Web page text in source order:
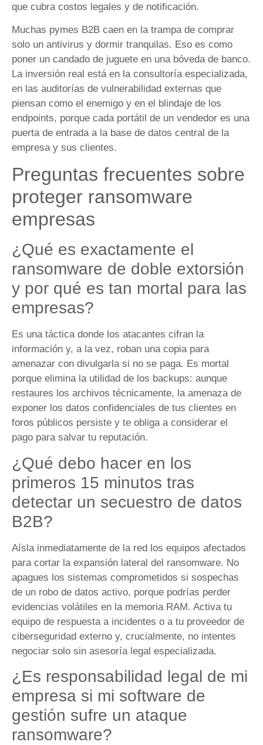
que cubra costos legales y de notificación.
Muchas pymes B2B caen en la trampa de comprar
solo un antivirus y dormir tranquilas. Eso es como
poner un candado de juguete en una bóveda de banco.
La inversión real está en la consultoría especializada,
en las auditorías de vulnerabilidad externas que
piensan como el enemigo y en el blindaje de los
endpoints, porque cada portátil de un vendedor es una
puerta de entrada a la base de datos central de la
empresa y sus clientes.
Preguntas frecuentes sobre
proteger ransomware
empresas
¿Qué es exactamente el
ransomware de doble extorsión
y por qué es tan mortal para las
empresas?
Es una táctica donde los atacantes cifran la
información y, a la vez, roban una copia para
amenazar con divulgarla si no se paga. Es mortal
porque elimina la utilidad de los backups: aunque
restaures los archivos técnicamente, la amenaza de
exponer los datos confidenciales de tus clientes en
foros públicos persiste y te obliga a considerar el
pago para salvar tu reputación.
¿Qué debo hacer en los
primeros 15 minutos tras
detectar un secuestro de datos
B2B?
Aísla inmediatamente de la red los equipos afectados
para cortar la expansión lateral del ransomware. No
apagues los sistemas comprometidos si sospechas
de un robo de datos activo, porque podrías perder
evidencias volátiles en la memoria RAM. Activa tu
equipo de respuesta a incidentes o a tu proveedor de
ciberseguridad externo y, crucialmente, no intentes
negociar solo sin asesoría legal especializada.
¿Es responsabilidad legal de mi
empresa si mi software de
gestión sufre un ataque
ransomware?